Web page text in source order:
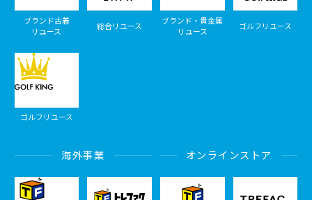
ブランド古着
リユース
総合リユース
ブランド・貴金属
リユース
ゴルフリユース
ゴルフリユース
海外事業 オンラインストア